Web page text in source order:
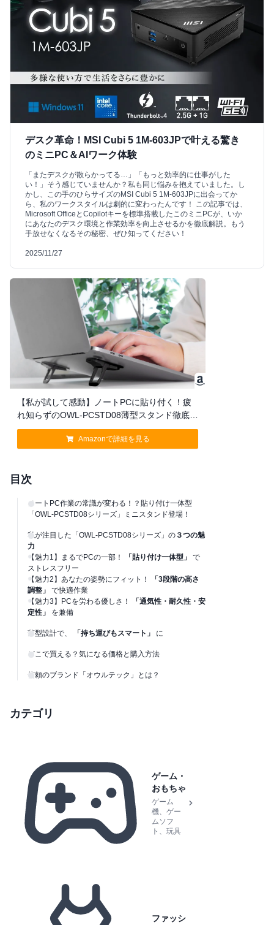
デスク革命！MSI Cubi 5 1M-603JPで叶える驚き
のミニPC＆AIワーク体験
「またデスクが散らかってる…」「もっと効率的に仕事がした
い！」そう感じていませんか？私も同じ悩みを抱えていました。し
かし、この手のひらサイズのMSI Cubi 5 1M-603JPに出会ってか
ら、私のワークスタイルは劇的に変わったんです！ この記事では、
Microsoft OfficeとCopilotキーを標準搭載したこのミニPCが、いか
にあなたのデスク環境と作業効率を向上させるかを徹底解説。もう
手放せなくなるその秘密、ぜひ知ってください！
2025/11/27
【私が試して感動】ノートPCに貼り付く！疲
れ知らずのOWL-PCSTD08薄型スタンド徹底解
説
Amazonで詳細を見る
目次
ノートPC作業の常識が変わる！？貼り付け一体型
「OWL-PCSTD08シリーズ」ミニスタンド登場！
私が注目した「OWL-PCSTD08シリーズ」の ３つの魅
力
【魅力1】まるでPCの一部！
「貼り付け一体型」
で
ストレスフリー
【魅力2】あなたの姿勢にフィット！
「3段階の高さ
調整」
で快適作業
【魅力3】PCを労わる優しさ！
「通気性・耐久性・安
定性」
を兼備
薄型設計で、 「持ち運びもスマート」 に
どこで買える？気になる価格と購入方法
信頼のブランド「オウルテック」とは？
カテゴリ
ゲーム・
おもちゃ
ゲーム
機、ゲー
ムソフ
ト、玩具
ファッシ